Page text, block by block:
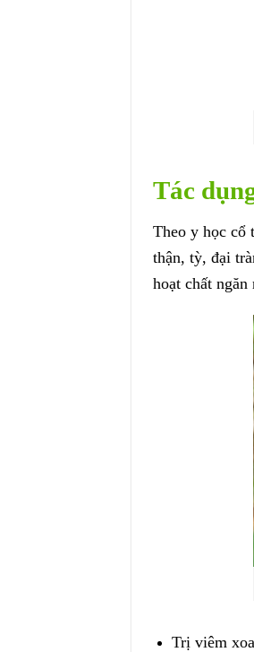
Tác
Theo y học cổ
thận, tỳ, đại
hoạt chất
Trị viêm